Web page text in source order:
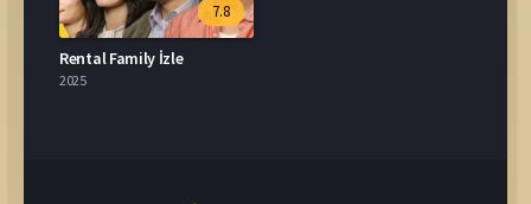
7.8
Rental Family İzle
2025